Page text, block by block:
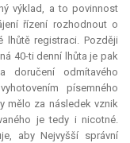
výklad, a to povinnost
řízení rozhodnout o
lhůtě registraci. Později
40-ti denní lhůta je pak
doručení odmítavého
písemného
mělo za následek vznik
je tedy i nicotné.
aby Nejvyšší správní